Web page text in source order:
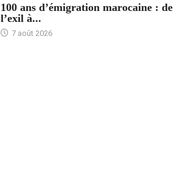
100 ans d’émigration marocaine : de
l’exil à...
7 août 2026